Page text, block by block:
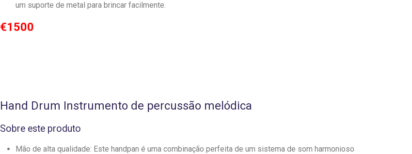
um suporte de metal para brincar facilmente.
€1500
Hand Drum Instrumento de percussão melódica
Sobre este produto
Mão de alta qualidade: Este handpan é uma combinação perfeita de um sistema de som harmonioso